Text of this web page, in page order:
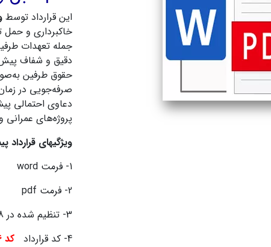
این قرارداد توسط
خاکبرداری و حمل
جمله تعهدات
دقیق و شفاف
حقوق طرفین
صرفه‌جویی در
دعاوی احتمالی
پروژه‌های
ویژگیهای قرارداد
1- فرمت word
2- فرمت pdf
3- تنظیم شده در 8 صفحه
4- کد قرارداد
کد 556